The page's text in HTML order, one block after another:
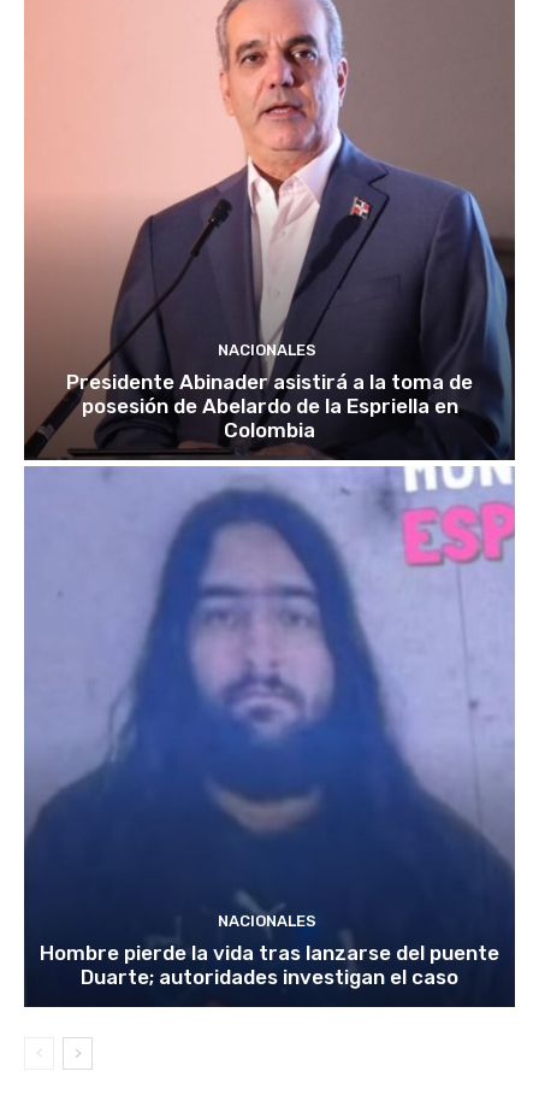
NACIONALES
Presidente Abinader asistirá a la toma de
posesión de Abelardo de la Espriella en
Colombia
NACIONALES
Hombre pierde la vida tras lanzarse del puente
Duarte; autoridades investigan el caso